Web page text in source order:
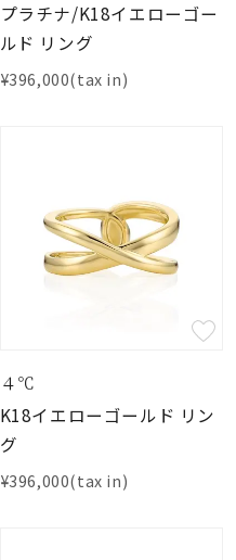
プラチナ/K18イエローゴー
ルド リング
¥396,000(tax in)
４℃
K18イエローゴールド リン
グ
¥396,000(tax in)